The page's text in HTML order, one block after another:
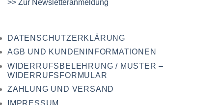
>> Zur Newsletteranmeldung
DATENSCHUTZERKLÄRUNG
AGB UND KUNDENINFORMATIONEN
WIDERRUFSBELEHRUNG / MUSTER –
WIDERRUFSFORMULAR
ZAHLUNG UND VERSAND
IMPRESSUM